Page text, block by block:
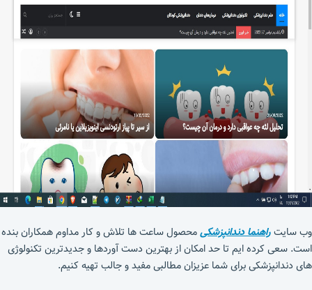
وب سایتراهنما دندانپزشکیمحصول ساعت ها تلاش و کار مداوم همکاران بنده
است. سعی کرده ایم تا حد امکان از بهترین دست آوردها و جدیدترین تکنولوژی
های دندانپزشکی برای شما عزیزان مطالبی مفید و جالب تهیه کنیم.